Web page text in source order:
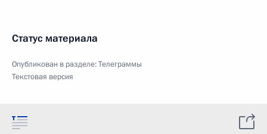
Статус материала
Опубликован в разделе:Телеграммы
Текстовая версия